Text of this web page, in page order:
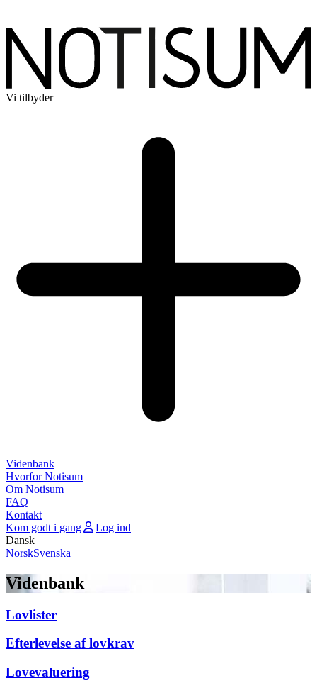
Vi tilbyder
Videnbank
Hvorfor Notisum
Om Notisum
FAQ
Kontakt
Kom godt i gang
Log ind
Dansk
NorskSvenska
Videnbank
Lovlister
Efterlevelse af lovkrav
Lovevaluering